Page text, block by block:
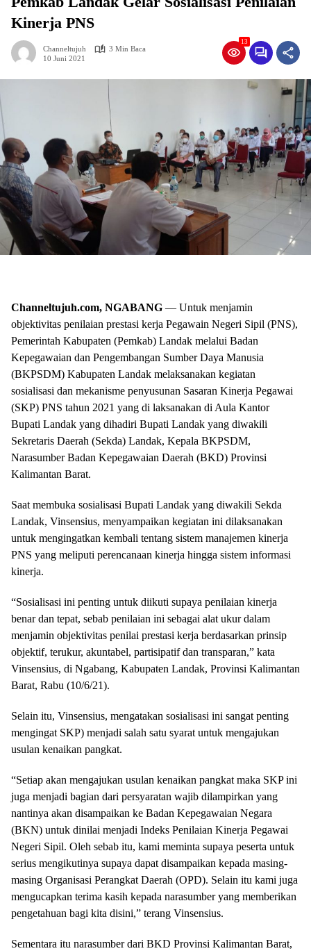
Kinerja PNS
Channeltujuh
3 Min Baca
10 Juni 2021
13
Channeltujuh.com, NGABANG — Untuk menjamin
objektivitas penilaian prestasi kerja Pegawain Negeri Sipil (PNS),
Pemerintah Kabupaten (Pemkab) Landak melalui Badan
Kepegawaian dan Pengembangan Sumber Daya Manusia
(BKPSDM) Kabupaten Landak melaksanakan kegiatan
sosialisasi dan mekanisme penyusunan Sasaran Kinerja Pegawai
(SKP) PNS tahun 2021 yang di laksanakan di Aula Kantor
Bupati Landak yang dihadiri Bupati Landak yang diwakili
Sekretaris Daerah (Sekda) Landak, Kepala BKPSDM,
Narasumber Badan Kepegawaian Daerah (BKD) Provinsi
Kalimantan Barat.
Saat membuka sosialisasi Bupati Landak yang diwakili Sekda
Landak, Vinsensius, menyampaikan kegiatan ini dilaksanakan
untuk mengingatkan kembali tentang sistem manajemen kinerja
PNS yang meliputi perencanaan kinerja hingga sistem informasi
kinerja.
“Sosialisasi ini penting untuk diikuti supaya penilaian kinerja
benar dan tepat, sebab penilaian ini sebagai alat ukur dalam
menjamin objektivitas penilai prestasi kerja berdasarkan prinsip
objektif, terukur, akuntabel, partisipatif dan transparan,” kata
Vinsensius, di Ngabang, Kabupaten Landak, Provinsi Kalimantan
Barat, Rabu (10/6/21).
Selain itu, Vinsensius, mengatakan sosialisasi ini sangat penting
mengingat SKP) menjadi salah satu syarat untuk mengajukan
usulan kenaikan pangkat.
“Setiap akan mengajukan usulan kenaikan pangkat maka SKP ini
juga menjadi bagian dari persyaratan wajib dilampirkan yang
nantinya akan disampaikan ke Badan Kepegawaian Negara
(BKN) untuk dinilai menjadi Indeks Penilaian Kinerja Pegawai
Negeri Sipil. Oleh sebab itu, kami meminta supaya peserta untuk
serius mengikutinya supaya dapat disampaikan kepada masing-
masing Organisasi Perangkat Daerah (OPD). Selain itu kami juga
mengucapkan terima kasih kepada narasumber yang memberikan
pengetahuan bagi kita disini,” terang Vinsensius.
Sementara itu narasumber dari BKD Provinsi Kalimantan Barat,